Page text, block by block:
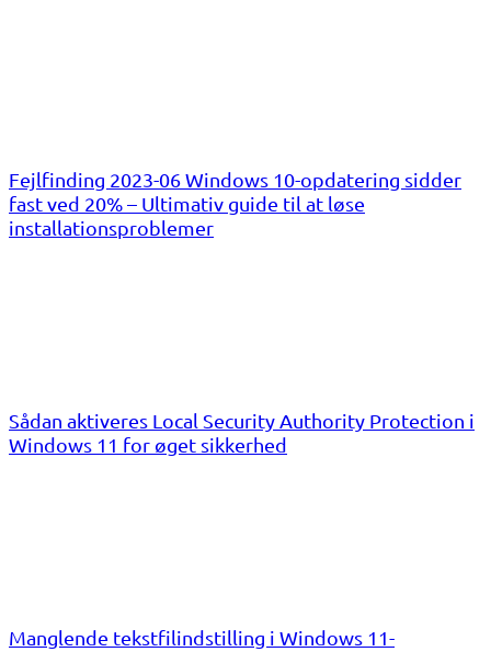
Fejlfinding 2023-06 Windows 10-opdatering sidder
fast ved 20% – Ultimativ guide til at løse
installationsproblemer
Sådan aktiveres Local Security Authority Protection i
Windows 11 for øget sikkerhed
Manglende tekstfilindstilling i Windows 11-